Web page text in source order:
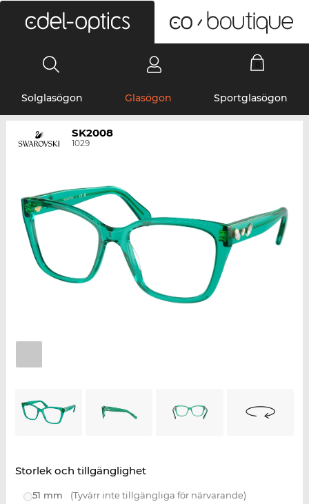
Solglasögon Glasögon Sportglasögon
SK2008
1029
Storlek och tillgänglighet
51 mm (Tyvärr inte tillgängliga för närvarande)